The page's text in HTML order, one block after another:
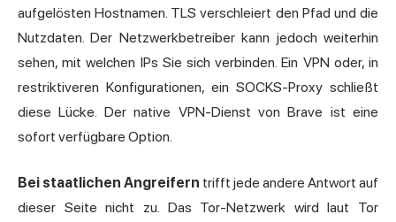
aufgelösten Hostnamen. TLS verschleiert den Pfad und die
Nutzdaten. Der Netzwerkbetreiber kann jedoch weiterhin
sehen, mit welchen IPs Sie sich verbinden. Ein VPN oder, in
restriktiveren Konfigurationen, ein SOCKS-Proxy schließt
diese Lücke. Der native VPN-Dienst von Brave ist eine
sofort verfügbare Option.
Bei staatlichen Angreifern trifft jede andere Antwort auf
dieser Seite nicht zu. Das Tor-Netzwerk wird laut Tor